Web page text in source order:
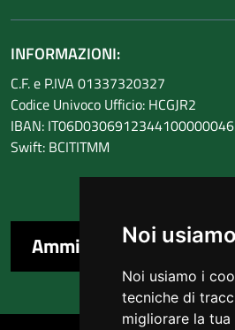
Noi
Noi usiamo i
tecniche di
migliorare la tua
INFORMAZIONI:
C.F. e P.IVA 01337320327
Codice Univoco Ufficio: HCGJR2
IBAN:
Swift: BCITITMM
Amministrazione